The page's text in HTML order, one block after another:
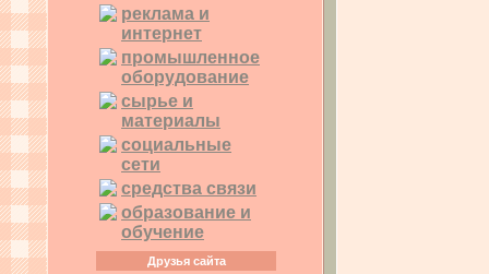
реклама и
интернет
промышленное
оборудование
сырье и
материалы
социальные
сети
средства связи
образование и
обучение
Друзья сайта